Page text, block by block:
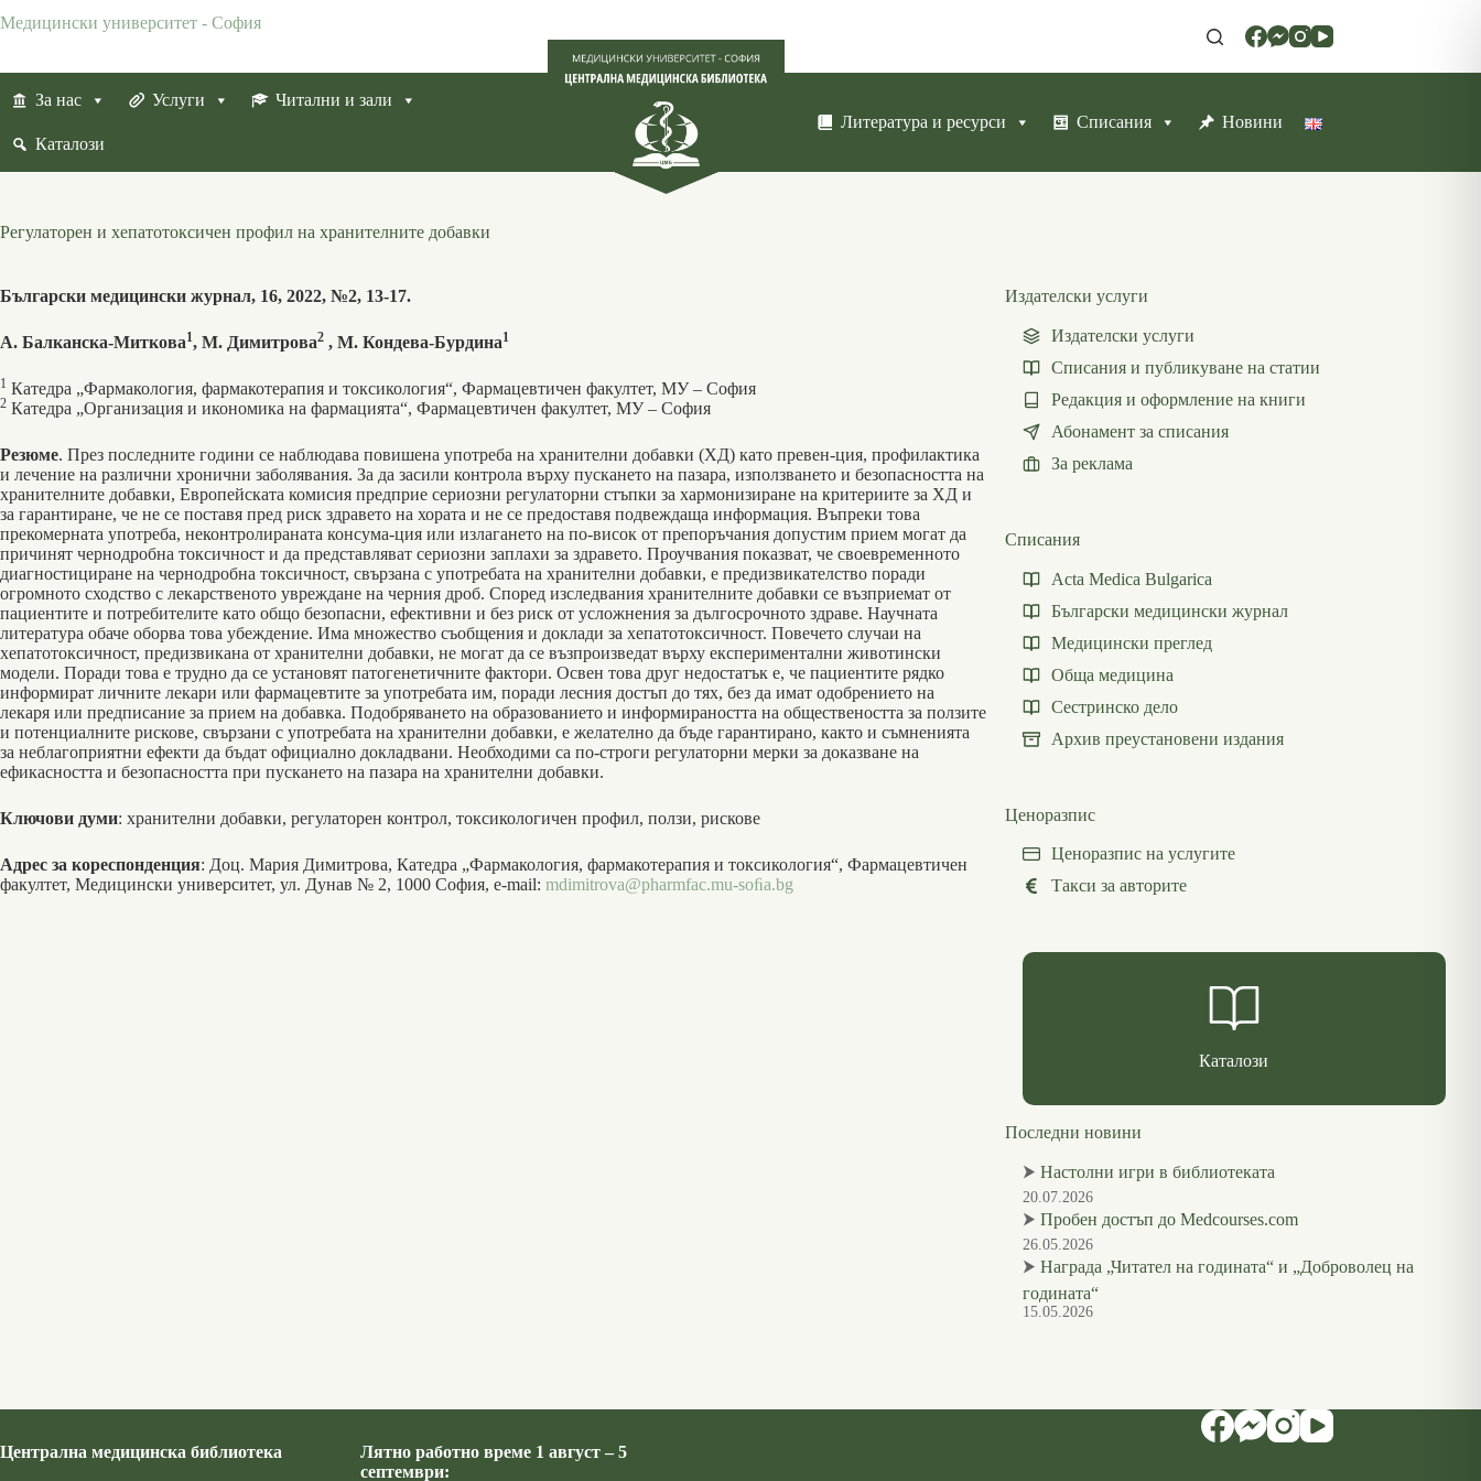
to
Медицински университет - София
За нас Услуги Читални и зали
Каталози
Литература и ресурси Списания Новини
Регулаторен и хепатотоксичен профил на хранителните добавки
Български медицински журнал, 16, 2022, №2, 13-17.
А. Балканска-Миткова1, М. Димитрова2 , М. Кондева-Бурдина1
1 Катедра „Фармакология, фармакотерапия и токсикология“, Фармацевтичен факултет, МУ – София
2 Катедра „Организация и икономика на фармацията“, Фармацевтичен факултет, МУ – София
Резюме. През последните години се наблюдава повишена употреба на хранителни добавки (ХД) като превен-ция, профилактика
и лечение на различни хронични заболявания. За да засили контрола върху пускането на пазара, използването и безопасността на
хранителните добавки, Европейската комисия предприе сериозни регулаторни стъпки за хармонизиране на критериите за ХД и
за гарантиране, че не се поставя пред риск здравето на хората и не се предоставя подвеждаща информация. Въпреки това
прекомерната употреба, неконтролираната консума-ция или излагането на по-висок от препоръчания допустим прием могат да
причинят чернодробна токсичност и да представляват сериозни заплахи за здравето. Проучвания показват, че своевременното
диагностициране на чернодробна токсичност, свързана с употребата на хранителни добавки, е предизвикателство поради
огромното сходство с лекарственото увреждане на черния дроб. Според изследвания хранителните добавки се възприемат oт
пациентите и потребителите като общо безопасни, ефективни и без риск от усложнения за дългосрочното здраве. Научната
литература обаче оборва това убеждение. Има множество съобщения и доклади за хепатотоксичност. Повечето случаи на
хепатотоксичност, предизвикана от хранителни добавки, не могат да се възпроизведат върху експериментални животински
модели. Поради това е трудно да се установят патогенетичните фактори. Освен това друг недостатък е, че пациентите рядко
информират личните лекари или фармацевтите за употребата им, поради лесния достъп до тях, без да имат одобрението на
лекаря или предписание за прием на добавка. Подобряването на образованието и информираността на обществеността за ползите
и потенциалните рискове, свързани с употребата на хранителни добавки, е желателно да бъде гарантирано, както и съмненията
за неблагоприятни ефекти да бъдат официално докладвани. Необходими са по-строги регулаторни мерки за доказване на
ефикасността и безопасността при пускането на пазара на хранителни добавки.
Ключови думи: хранителни добавки, регулаторен контрол, токсикологичен профил, ползи, рискове
Адрес за кореспонденция: Доц. Мария Димитрова, Катедра „Фармакология, фармакотерапия и токсикология“, Фармацевтичен
факултет, Медицински университет, ул. Дунав № 2, 1000 София, e-mail: mdimitrova@pharmfac.mu-soﬁa.bg
Издателски услуги
Издателски услуги
Списания и публикуване на статии
Редакция и оформление на книги
Абонамент за списания
За реклама
Списания
Acta Medica Bulgarica
Български медицински журнал
Медицински преглед
Обща медицина
Сестринско дело
Архив преустановени издания
Ценоразпис
Ценоразпис на услугите
Такси за авторите
Каталози
Последни новини
⮞ Настолни игри в библиотеката
20.07.2026
⮞ Пробен достъп до Medcourses.com
26.05.2026
⮞ Награда „Читател на годината“ и „Доброволец на
годината“
15.05.2026
Централна медицинска библиотека
Лятно работно време 1 август – 5
септември: